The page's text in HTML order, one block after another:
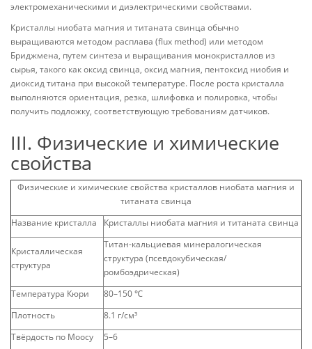
электромеханическими и диэлектрическими свойствами.
Кристаллы ниобата магния и титаната свинца обычно
выращиваются методом расплава (flux method) или методом
Бриджмена, путем синтеза и выращивания монокристаллов из
сырья, такого как оксид свинца, оксид магния, пентоксид ниобия и
диоксид титана при высокой температуре. После роста кристалла
выполняются ориентация, резка, шлифовка и полировка, чтобы
получить подложку, соответствующую требованиям датчиков.
III. Физические и химические
свойства
Физические и химические свойства кристаллов ниобата магния и
титаната свинца
Название кристалла
Кристаллы ниобата магния и титаната свинца
Кристаллическая
структура
Титан-кальциевая минералогическая
структура (псевдокубическая/
ромбоэдрическая)
Температура Кюри
80–150 ℃
Плотность
8.1 г/см³
Твёрдость по Моосу
5–6